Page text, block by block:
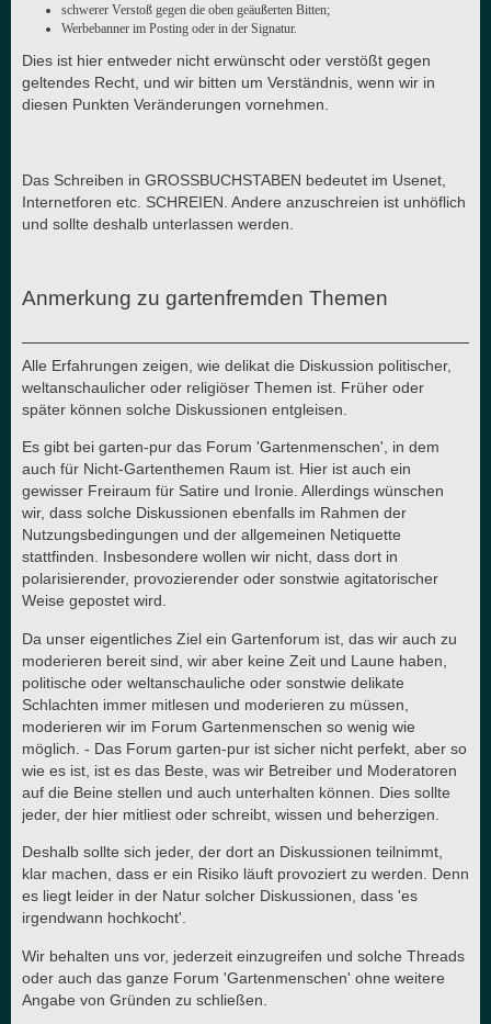
schwerer Verstoß gegen die oben geäußerten Bitten;
Werbebanner im Posting oder in der Signatur.
Dies ist hier entweder nicht erwünscht oder verstößt gegen
geltendes Recht, und wir bitten um Verständnis, wenn wir in
diesen Punkten Veränderungen vornehmen.
Das Schreiben in GROSSBUCHSTABEN bedeutet im Usenet,
Internetforen etc. SCHREIEN. Andere anzuschreien ist unhöflich
und sollte deshalb unterlassen werden.
Anmerkung zu gartenfremden Themen
Alle Erfahrungen zeigen, wie delikat die Diskussion politischer,
weltanschaulicher oder religiöser Themen ist. Früher oder
später können solche Diskussionen entgleisen.
Es gibt bei garten-pur das Forum 'Gartenmenschen', in dem
auch für Nicht-Gartenthemen Raum ist. Hier ist auch ein
gewisser Freiraum für Satire und Ironie. Allerdings wünschen
wir, dass solche Diskussionen ebenfalls im Rahmen der
Nutzungsbedingungen und der allgemeinen Netiquette
stattfinden. Insbesondere wollen wir nicht, dass dort in
polarisierender, provozierender oder sonstwie agitatorischer
Weise gepostet wird.
Da unser eigentliches Ziel ein Gartenforum ist, das wir auch zu
moderieren bereit sind, wir aber keine Zeit und Laune haben,
politische oder weltanschauliche oder sonstwie delikate
Schlachten immer mitlesen und moderieren zu müssen,
moderieren wir im Forum Gartenmenschen so wenig wie
möglich. - Das Forum garten-pur ist sicher nicht perfekt, aber so
wie es ist, ist es das Beste, was wir Betreiber und Moderatoren
auf die Beine stellen und auch unterhalten können. Dies sollte
jeder, der hier mitliest oder schreibt, wissen und beherzigen.
Deshalb sollte sich jeder, der dort an Diskussionen teilnimmt,
klar machen, dass er ein Risiko läuft provoziert zu werden. Denn
es liegt leider in der Natur solcher Diskussionen, dass 'es
irgendwann hochkocht'.
Wir behalten uns vor, jederzeit einzugreifen und solche Threads
oder auch das ganze Forum 'Gartenmenschen' ohne weitere
Angabe von Gründen zu schließen.